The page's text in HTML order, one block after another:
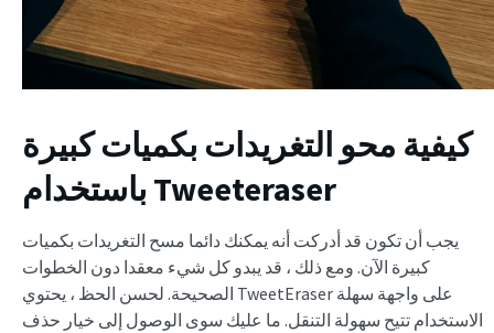
كيفية محو التغريدات بكميات كبيرة
باستخدام Tweeteraser
يجب أن تكون قد أدركت أنه يمكنك دائما مسح التغريدات بكميات
كبيرة الآن. ومع ذلك ، قد يبدو كل شيء معقدا دون الخطوات
الصحيحة. لحسن الحظ ، يحتوي TweetEraser على واجهة سهلة
الاستخدام تتيح سهولة التنقل. ما عليك سوى الوصول إلى خيار حذف